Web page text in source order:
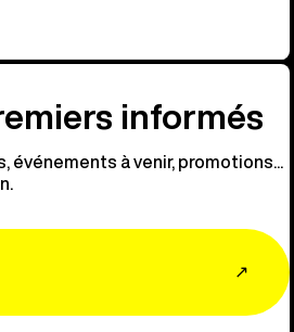
informés
événements à venir, promotions...
↗